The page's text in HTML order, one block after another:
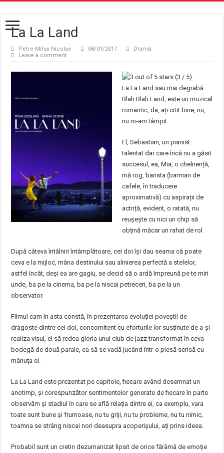
La La Land
Petre Mihai Nicolae 08/01/2017
Dramă
Leave a comment
(3 / 5)
La La Land sau mai degrabă
Blah Blah Land, este un muzical
romantic, da, ați citit bine, nu,
nu m-am tâmpit.
El, Sebastian, un pianist
talentat dar care încă nu a găsit
succesul, ea, Mia, o chelneriță,
mă rog, barista (barman de
cafele, în traducere
aproximativă) cu aspirații de
actriță, evident, o ratată, nu
reușește cu nici un chip să
obțină măcar un rahat de rol.
După câteva întâlniri întâmplătoare, cei doi își dau seama că poate
ceva e la mijloc, mâna destinului sau alinierea perfectă a stelelor,
astfel încât, deși ea are gagiu, se decid să o ardă împreună pe te miri
unde, ba pe la cinema, ba pe la niscai petreceri, ba pe la un
observator.
Filmul cam în asta constă, în prezentarea evoluției poveștii de
dragoste dintre cei doi, concomitent cu eforturile lor susținute de a-și
realiza visul, el să redea gloria unui club de jazz transformat în ceva
bodegă de două parale, ea să se vadă jucând într-o piesă scrisă cu
mânuța ei.
La La Land este prezentat pe capitole, fiecare având desemnat un
anotimp, și corespunzător sentimentelor generate de fiecare în parte
observăm și stadiul în care se află relația dintre ei, ca exemplu, vara
toate sunt bune și frumoase, nu tu griji, nu tu probleme, nu tu nimic,
toamna se strâng niscai nori deasupra acoperișului, ați prins ideea.
Probabil sunt un cretin dezumanizat lipsit de orice fărâmă de emoție